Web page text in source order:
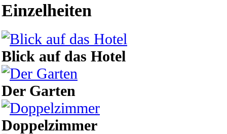
Einzelheiten
Blick auf das Hotel
Der Garten
Doppelzimmer